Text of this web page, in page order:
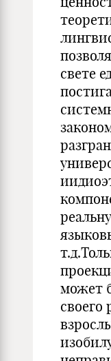
свете
может
своего